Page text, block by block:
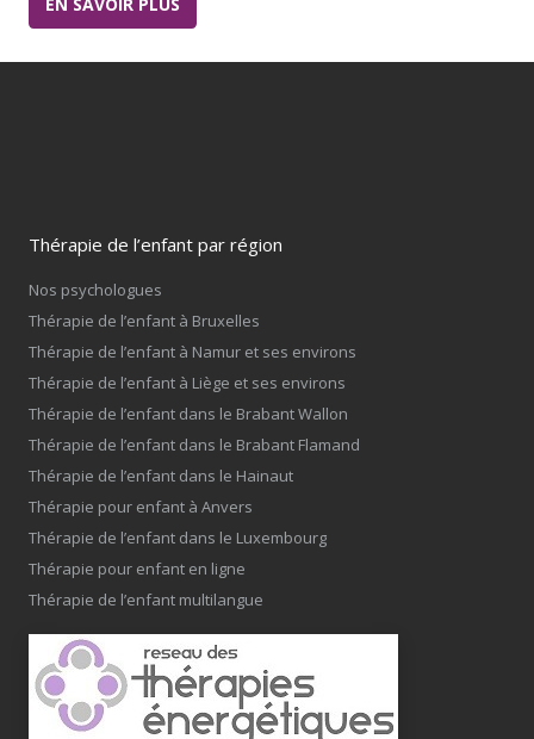
EN SAVOIR PLUS
Thérapie de l’enfant par région
Nos psychologues
Thérapie de l’enfant à Bruxelles
Thérapie de l’enfant à Namur et ses environs
Thérapie de l’enfant à Liège et ses environs
Thérapie de l’enfant dans le Brabant Wallon
Thérapie de l’enfant dans le Brabant Flamand
Thérapie de l’enfant dans le Hainaut
Thérapie pour enfant à Anvers
Thérapie de l’enfant dans le Luxembourg
Thérapie pour enfant en ligne
Thérapie de l’enfant multilangue